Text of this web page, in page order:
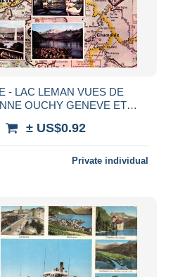
- LAC LEMAN VUES DE
OUCHY GENEVE ET
± US$0.92
Private individual